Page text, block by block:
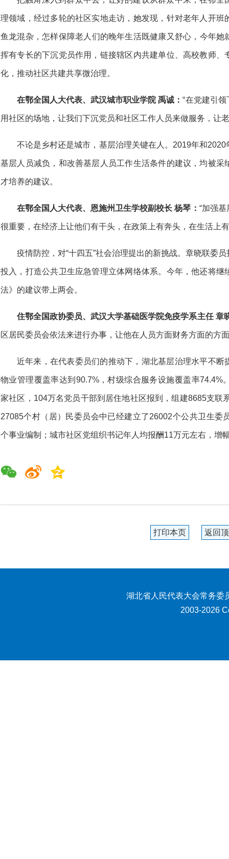
理领域，经过多轮的社区实地走访，她发现，针对老年人开
鱼龙混杂，怎样保障老人们的晚年生活既健康又舒心，今年
挥有专长的下沉党员作用，链接辖区内共建单位、高校教师
化，推动社区共建共享微治理。
在鄂全国人大代表、武汉城市职业学院 禹诚：“在党建引
用社区的场地，让我们下沉党员和社区工作人员来做服务，让
不论是乡村还是城市，基层治理关键在人。2019年和
基层人员减负，和改善基层人员工作生活条件的建议，均被
才培养的建议。
在鄂全国人大代表、恩施州卫生学校副校长 杨琴 ： “加强
很重要，在经济上让他们有干头，在政策上有奔头，在生活上
疫情防控，对“十四五”社会治理提出的新挑战。章晓联委
投入，打造公共卫生应急管理立体网络体系。今年，他还将
法》的建议带上两会。
住鄂全国政协委员、武汉大学基础医学院免疫学系主任 章
区居民委员会依法来进行办事，让他在人员方面财务方面的方
近年来，在代表委员们的推动下，湖北基层治理水平不
物业管理覆盖率达到90.7%，村级综合服务设施覆盖率74.4%
家社区，104万名党员干部到居住地社区报到，组建8685支联
27085个村（居）民委员会中已经建立了26002个公共卫生委
个事业编制；城市社区党组织书记年人均报酬11万元左右，增
打印本页 返回
湖北省人民代表大会常务委
2003-2026